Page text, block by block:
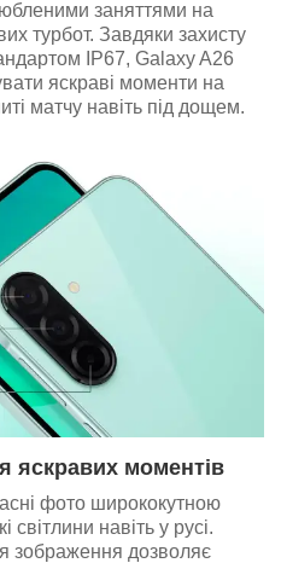
заняттями на
турбот. Завдяки захисту
IP67, Galaxy A26
яскраві моменти на
матчу навіть під дощем.
яскравих моментів
фото ширококутною
навіть у русі.
зображення дозволяє